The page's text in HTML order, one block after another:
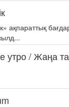
ақпараттық
утро / Жаңа